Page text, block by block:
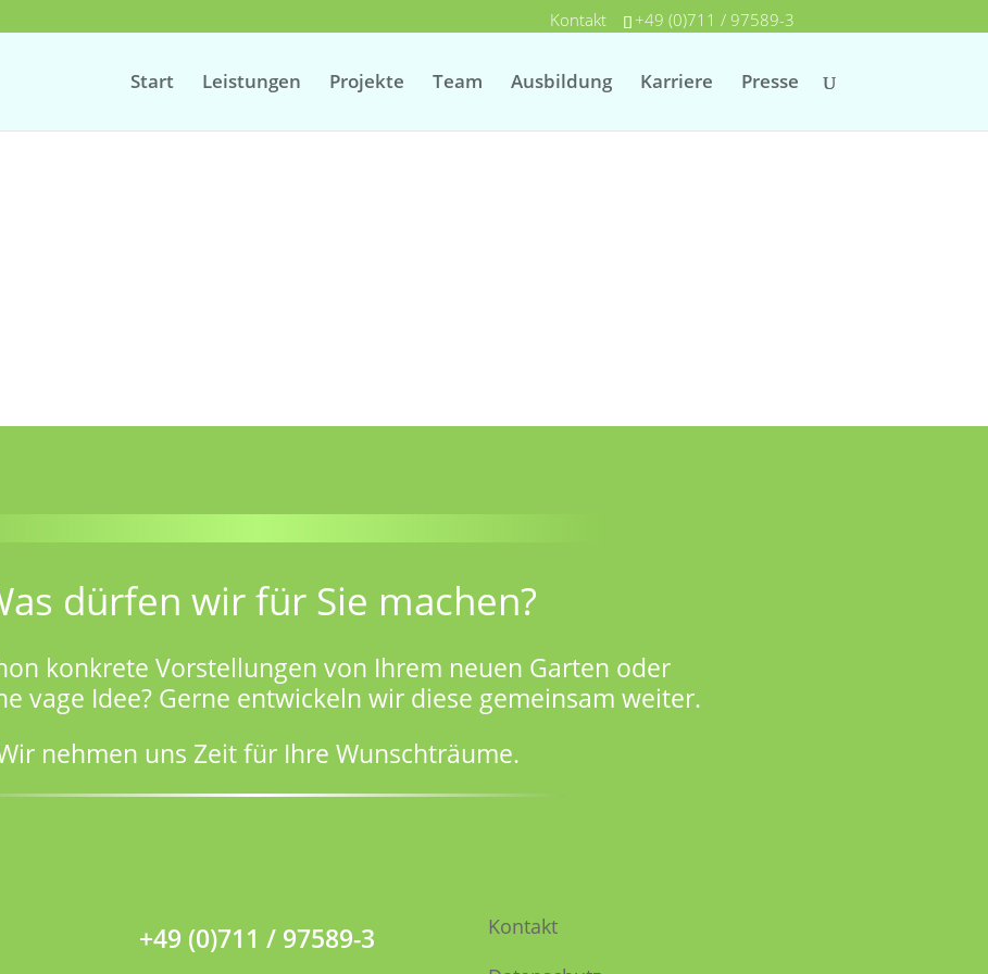
+49 (0)711 / 97589-3
Kontakt
Start Leistungen Projekte Team Ausbildung Karriere Presse
dürfen wir für Sie machen?
konkrete Vorstellungen von Ihrem neuen Garten oder
vage Idee? Gerne entwickeln wir diese gemeinsam weiter.
nehmen uns Zeit für Ihre Wunschträume.
+49 (0)711 / 97589-3
Kontakt